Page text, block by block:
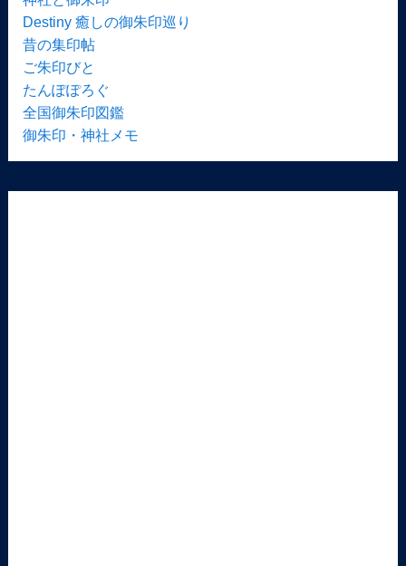
Destiny 癒しの御朱印巡り
昔の集印帖
ご朱印びと
たんぽぽろぐ
全国御朱印図鑑
御朱印・神社メモ